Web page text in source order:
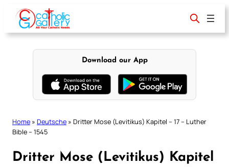
content
Download our App
Home » Deutsche » Dritter Mose (Levitikus) Kapitel – 17 – Luther
Bible – 1545
Dritter Mose (Levitikus) Kapitel